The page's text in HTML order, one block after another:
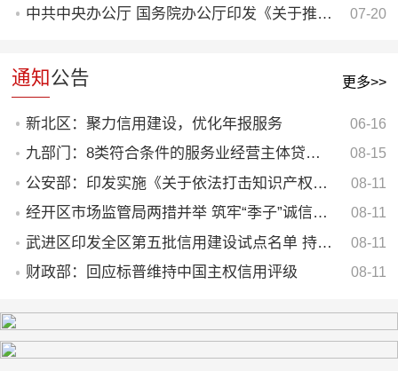
中共中央办公厅 国务院办公厅印发《关于推进社会信用体系建设高质量发展促进形成新发展格局的意见》 07-20
通知 公告 更多>>
新北区：聚力信用建设，优化年报服务 06-16
九部门：8类符合条件的服务业经营主体贷款可享贴息 08-15
公安部：印发实施《关于依法打击知识产权犯罪服务高质量发展的意见》 08-11
经开区市场监管局两措并举 筑牢“季子”诚信商圈安全屏障 08-11
武进区印发全区第五批信用建设试点名单 持续深化“2+N”品牌创新 08-11
财政部：回应标普维持中国主权信用评级 08-11